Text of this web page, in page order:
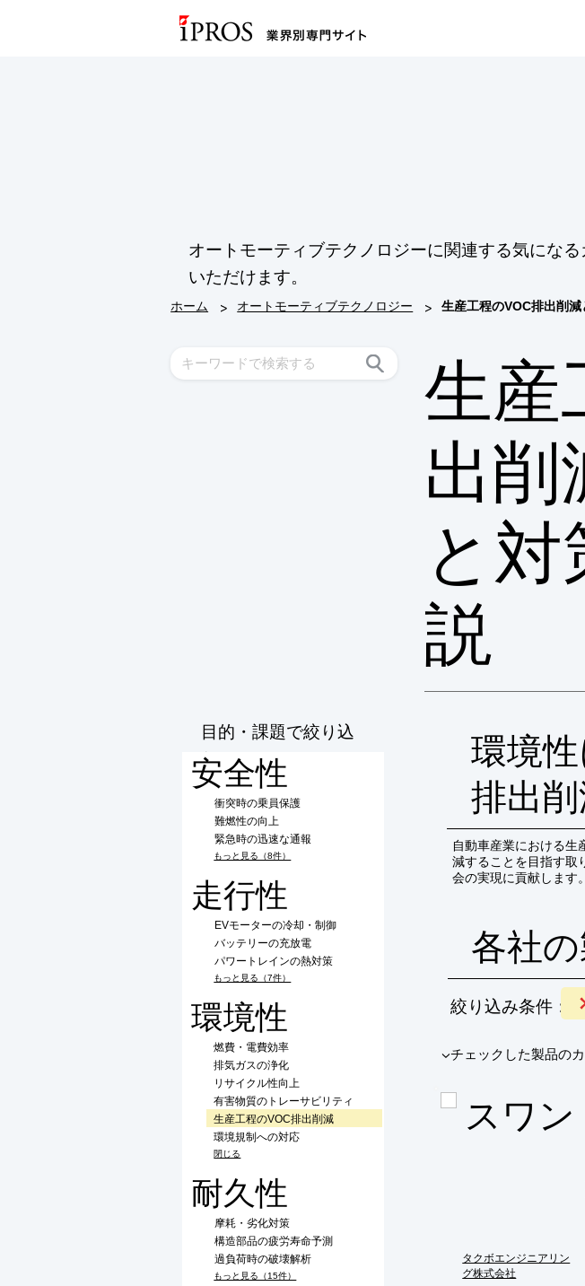
オートモーティブテクノロジーに関連する気にな
いただけます。
ホーム > オートモーティブテクノロジー > 生産工程のVOC排出削
生産
出削
と
説
目的・課題で絞り込
む
安全性
衝突時の乗員保護
難燃性の向上
緊急時の迅速な通報
もっと見る（8件）
走行性
EVモーターの冷却・制御
バッテリーの充放電
パワートレインの熱対策
もっと見る（7件）
環境性
燃費・電費効率
排気ガスの浄化
リサイクル性向上
有害物質のトレーサビリティ
生産工程のVOC排出削減
環境規制への対応
閉じる
耐久性
摩耗・劣化対策
構造部品の疲労寿命予測
過負荷時の破壊解析
もっと見る（15件）
環境
排出
自動車産業における生
減することを目指す取
会の実現に貢献します。
各社
絞り込み条件：
​▼チェックした製品の
スワ
タクボエンジニアリン
グ株式会社